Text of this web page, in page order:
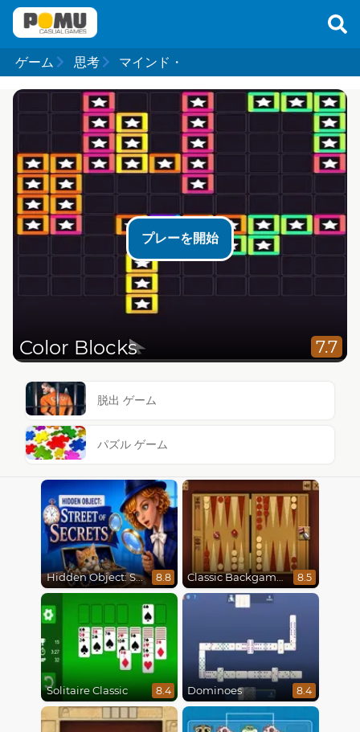
ゲーム 思考 マインド・
プレーを開始
Color Blocks 7.7
脱出 ゲーム
パズル ゲーム
Hidden Object: Street Of Secrets 8.8 Classic Backgammon 8.5
Solitaire Classic 8.4 Dominoes 8.4